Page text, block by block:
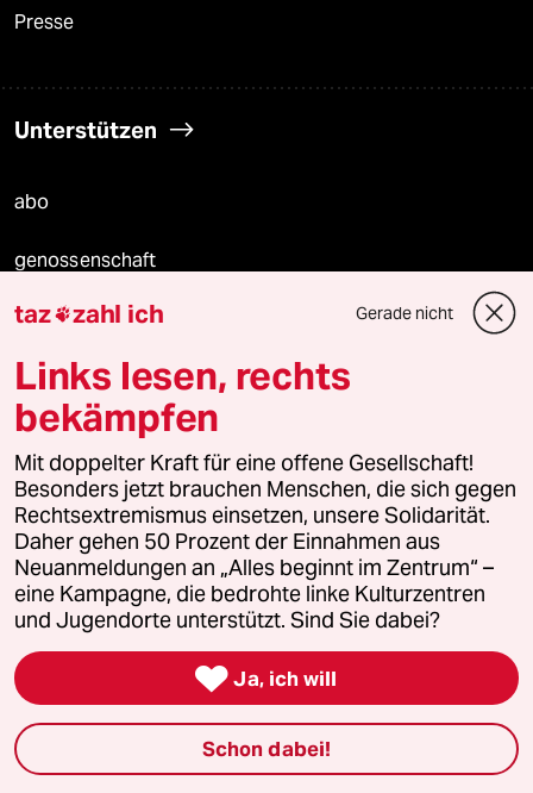
Presse
Unterstützen
abo
genossenschaft
taz zahl ich
recherchefonds ausland
panterstiftung
panterpreis 2026
Podcast
bundestalk
fernverbindung
taz zahl ich Gerade nicht
Links lesen, rechts
bekämpfen
Mit doppelter Kraft für eine offene Gesellschaft!
Besonders jetzt brauchen Menschen, die sich gegen
Rechtsextremismus einsetzen, unsere Solidarität.
Daher gehen 50 Prozent der Einnahmen aus
Neuanmeldungen an „Alles beginnt im Zentrum“ –
eine Kampagne, die bedrohte linke Kulturzentren
und Jugendorte unterstützt. Sind Sie dabei?
 Ja, ich will
Schon dabei!